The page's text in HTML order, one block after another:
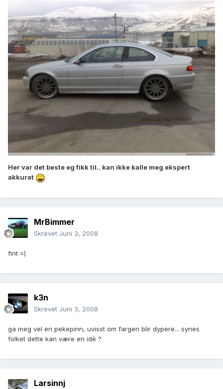
Her var det beste eg fikk til.. kan ikke kalle meg ekspert
akkurat
MrBimmer
Skrevet Juni 3, 2008
fint =)
k3n
Skrevet Juni 3, 2008
ga meg vel en pekepinn, uvisst om fargen blir dypere... synes
folket dette kan være en idè ?
Larsinnj